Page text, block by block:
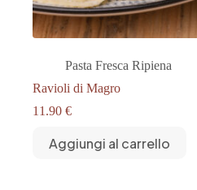
Pasta Fresca Ripiena
Ravioli di Magro
11.90 €
Aggiungi al carrello